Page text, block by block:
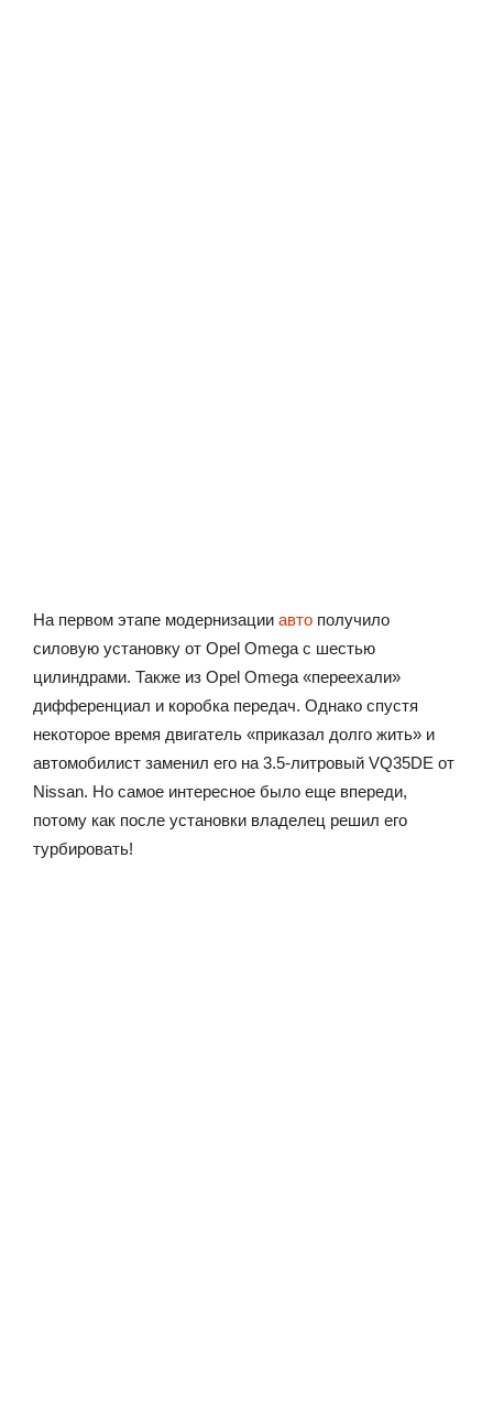
На первом этапе модернизации авто получило
силовую установку от Opel Omega с шестью
цилиндрами. Также из Opel Omega «переехали»
дифференциал и коробка передач. Однако спустя
некоторое время двигатель «приказал долго жить» и
автомобилист заменил его на 3.5-литровый VQ35DE от
Nissan. Но самое интересное было еще впереди,
потому как после установки владелец решил его
турбировать!